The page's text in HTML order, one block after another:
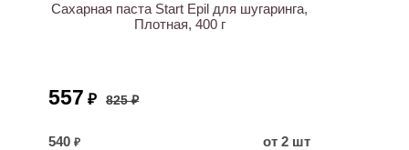
Сахарная паста Start Epil для шугаринга,
Плотная, 400 г
557 ₽ 825 ₽
540 ₽
от 2 шт